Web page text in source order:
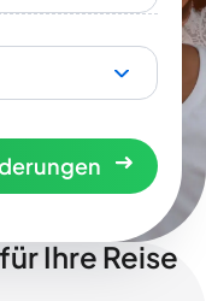
Ihre Reise